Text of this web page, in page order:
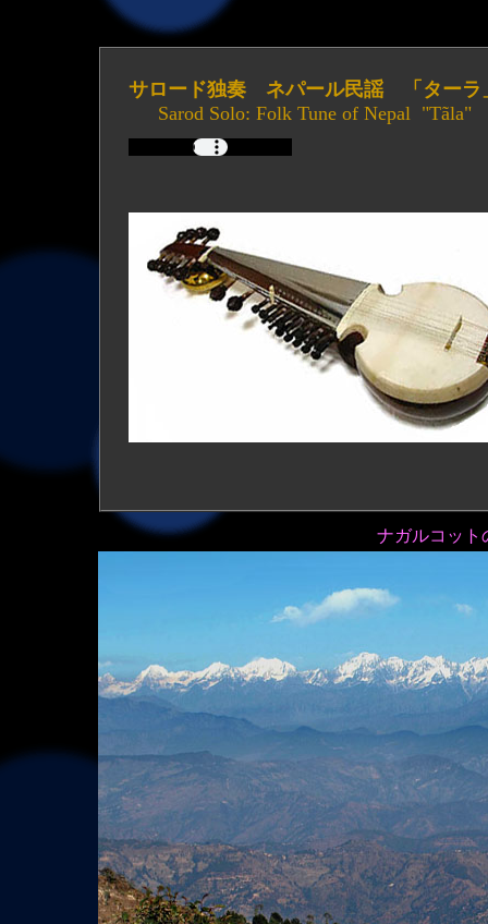
サロード独奏 ネパール民謡 「ターラ
Sarod Solo: Folk Tune of Nepal "Tãla"
ナガルコット